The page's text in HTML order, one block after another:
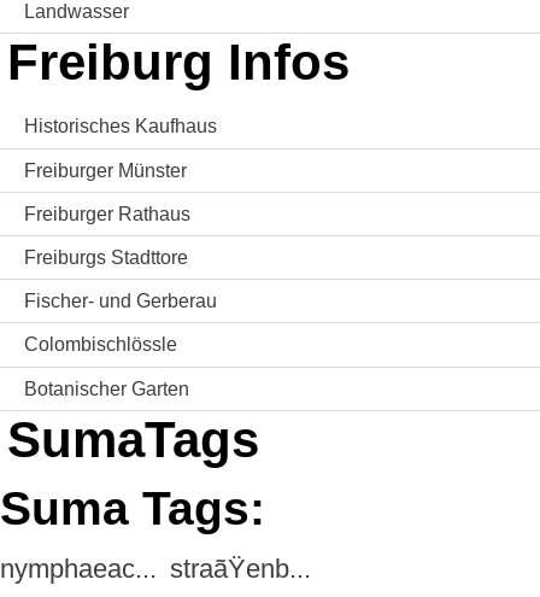
Landwasser
Freiburg Infos
Historisches Kaufhaus
Freiburger Münster
Freiburger Rathaus
Freiburgs Stadttore
Fischer- und Gerberau
Colombischlössle
Botanischer Garten
SumaTags
Suma Tags:
nymphaeac... straãŸenb...